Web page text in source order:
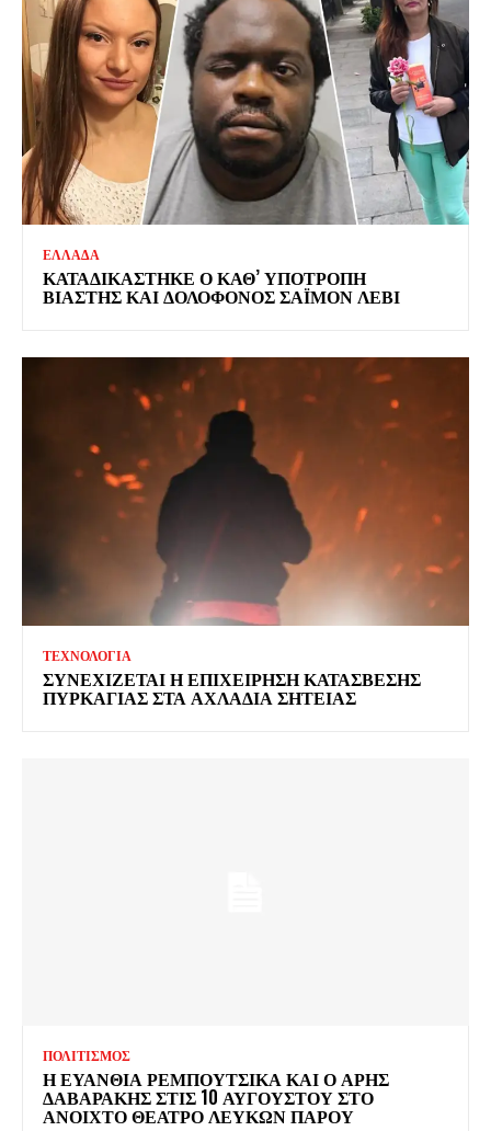
ΕΛΛΑΔΑ
ΚΑΤΑΔΙΚΑΣΤΗΚΕ Ο ΚΑΘ’ ΥΠΟΤΡΟΠΗ
ΒΙΑΣΤΗΣ ΚΑΙ ΔΟΛΟΦΟΝΟΣ ΣΑΪΜΟΝ ΛΕΒΙ
ΤΕΧΝΟΛΟΓΙΑ
ΣΥΝΕΧΙΖΕΤΑΙ Η ΕΠΙΧΕΙΡΗΣΗ ΚΑΤΑΣΒΕΣΗΣ
ΠΥΡΚΑΓΙΑΣ ΣΤΑ ΑΧΛΑΔΙΑ ΣΗΤΕΙΑΣ
ΠΟΛΙΤΙΣΜΟΣ
Η ΕΥΑΝΘΙΑ ΡΕΜΠΟΥΤΣΙΚΑ ΚΑΙ Ο ΑΡΗΣ
ΔΑΒΑΡΑΚΗΣ ΣΤΙΣ 10 ΑΥΓΟΥΣΤΟΥ ΣΤΟ
ΑΝΟΙΧΤΟ ΘΕΑΤΡΟ ΛΕΥΚΩΝ ΠΑΡΟΥ